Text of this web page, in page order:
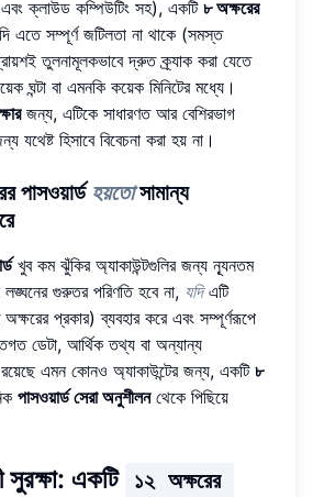
এবং ক্লাউড কম্পিউটিং সহ), একটি ৮ অক্ষরের
এতে সম্পূর্ণ জটিলতা না থাকে (সমস্ত
তুলনামূলকভাবে দ্রুত ক্র্যাক করা যেতে
ঘন্টা বা এমনকি কয়েক মিনিটের মধ্যে।
জন্য, এটিকে সাধারণত আর বেশিরভাগ
যথেষ্ট হিসাবে বিবেচনা করা হয় না।
পাসওয়ার্ড হয়তোসামান্য
খুব কম ঝুঁকির অ্যাকাউন্টগুলির জন্য ন্যূনতম
লঙ্ঘনের গুরুতর পরিণতি হবে না, যদিএটি
প্রকার) ব্যবহার করে এবং সম্পূর্ণরূপে
ডেটা, আর্থিক তথ্য বা অন্যান্য
রয়েছে এমন কোনও অ্যাকাউন্টের জন্য, একটি ৮
পাসওয়ার্ড সেরা অনুশীলনথেকে পিছিয়ে
একটি ১২ অক্ষরের